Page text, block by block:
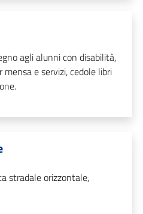
agli alunni con disabilità,
mensa e servizi, cedole libri
stradale orizzontale,